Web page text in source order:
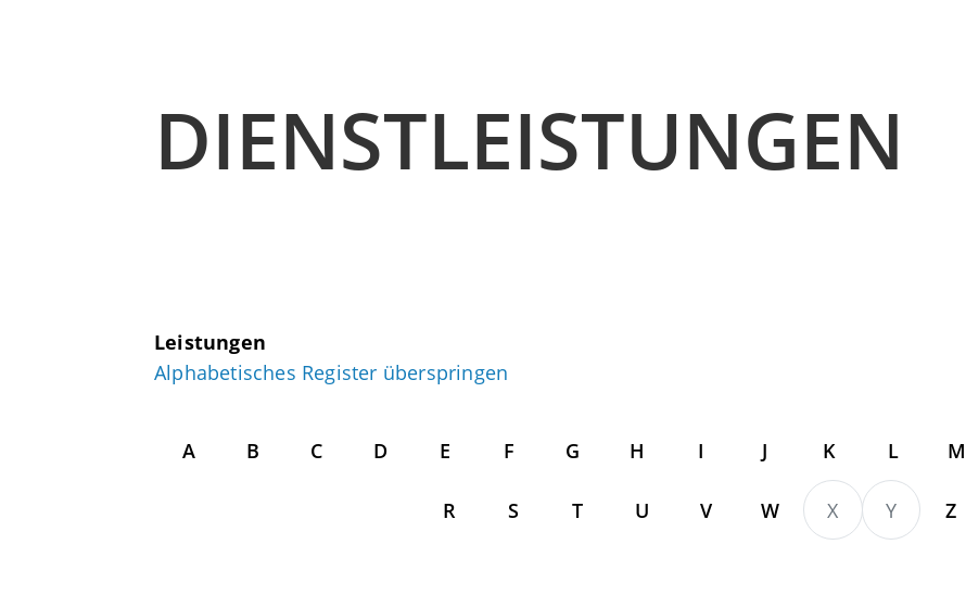
DIENSTLEISTUNGEN
Leistungen
Alphabetisches Register überspringen
A B C D E F G H I J K L M
R S T U V W X Y Z